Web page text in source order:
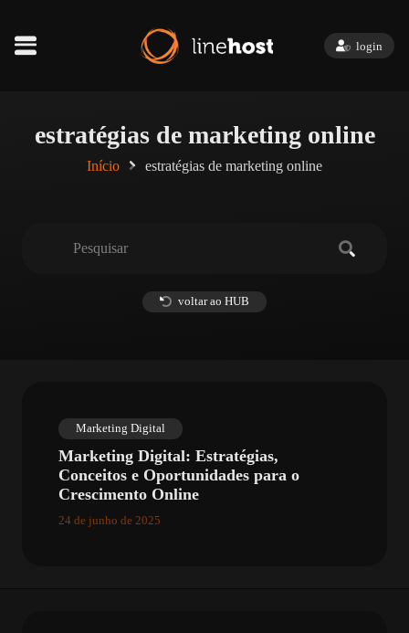
login
estratégias de marketing online
Início estratégias de marketing online
voltar ao HUB
Marketing Digital
Marketing Digital: Estratégias,
Conceitos e Oportunidades para o
Crescimento Online
24 de junho de 2025